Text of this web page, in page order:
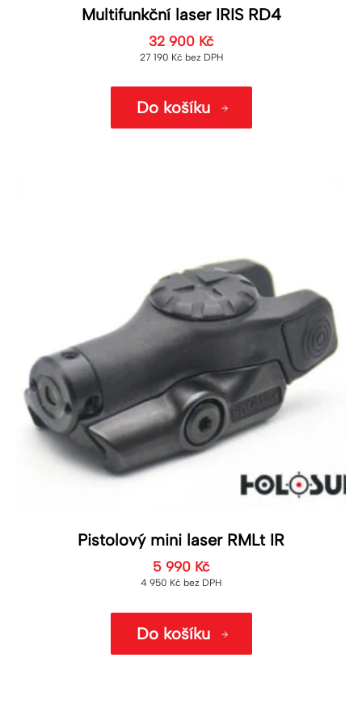
Multifunkční laser IRIS RD4
32 900 Kč
27 190 Kč bez DPH
Do košíku
Pistolový mini laser RMLt IR
5 990 Kč
4 950 Kč bez DPH
Do košíku